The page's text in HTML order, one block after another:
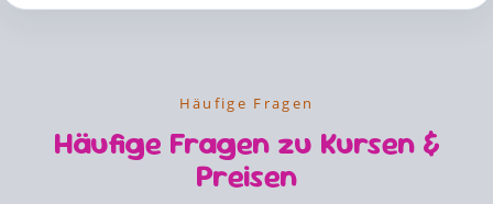
Häufige Fragen
Häufige Fragen zu Kursen &
Preisen